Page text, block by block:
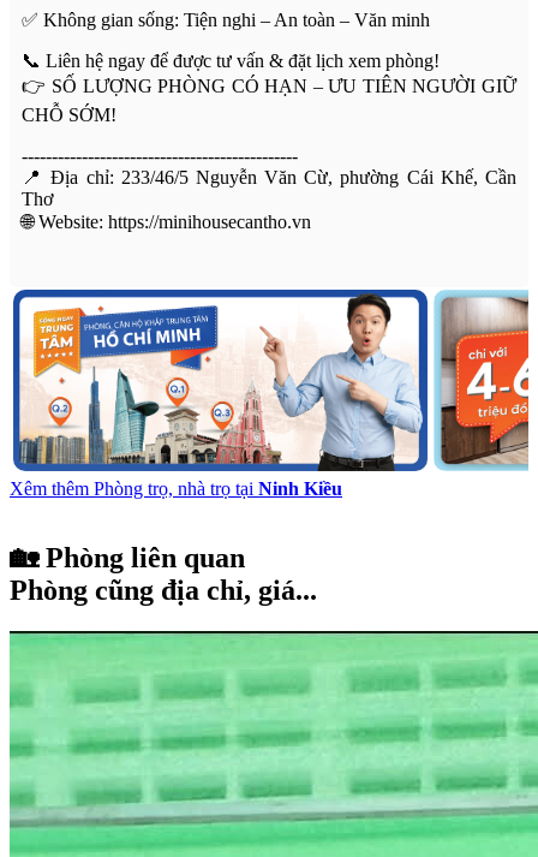
✅ Không gian sống: Tiện nghi – An toàn – Văn minh
📞 Liên hệ ngay để được tư vấn & đặt lịch xem phòng!
👉 SỐ LƯỢNG PHÒNG CÓ HẠN – ƯU TIÊN NGƯỜI GIỮ
CHỖ SỚM!
----------------------------------------------
📍 Địa chỉ: 233/46/5 Nguyễn Văn Cừ, phường Cái Khế, Cần
Thơ
🌐 Website: https://minihousecantho.vn
Xêm thêm Phòng trọ, nhà trọ tại Ninh Kiều
🏡 Phòng liên quan
Phòng cũng địa chỉ, giá...